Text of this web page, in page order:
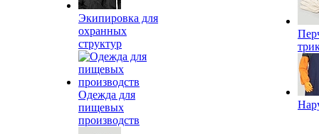
Экипировка для
охранных
структур
Одежда для
пищевых
производств